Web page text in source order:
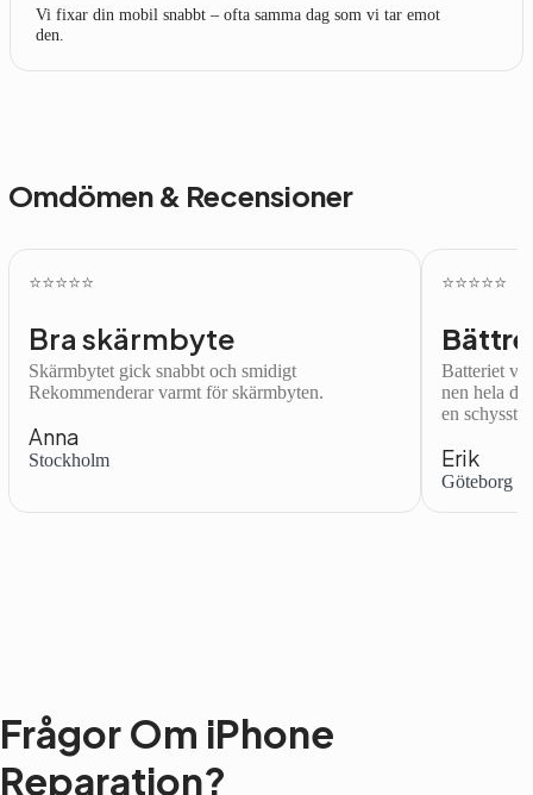
Vi fixar din mobil snabbt – ofta samma dag som vi tar emot
den.
Omdömen & Recensioner
⭐️⭐️⭐️⭐️⭐️
Bra skärmbyte
Skärmbytet gick snabbt och smidigt
Rekommenderar varmt för skärmbyten.
Anna
Stockholm
⭐️⭐️⭐️⭐️⭐️
Batteriet
nen hela
en schysst.
Erik
Göteborg
Frågor Om iPhone
Reparation?